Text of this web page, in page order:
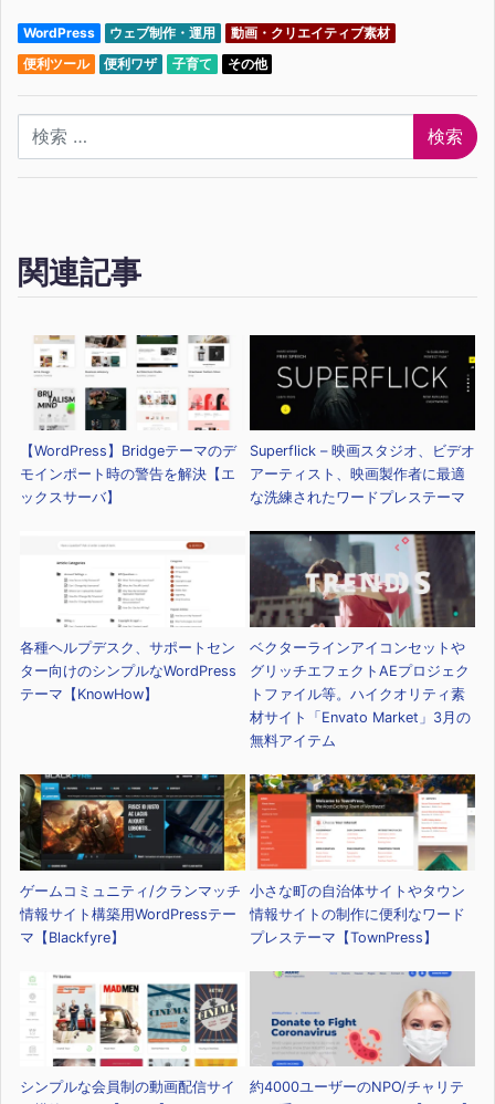
WordPress ウェブ制作・運用
動画・クリエイティブ素材
便利ツール
便利ワザ 子育て その他
検索
関連記事
【WordPress】Bridgeテーマのデ
モインポート時の警告を解決【エ
ックスサーバ】
Superflick – 映画スタジオ、ビデオ
アーティスト、映画製作者に最適
な洗練されたワードプレステーマ
各種ヘルプデスク、サポートセン
ター向けのシンプルなWordPress
テーマ【KnowHow】
ベクターラインアイコンセットや
グリッチエフェクトAEプロジェク
トファイル等。ハイクオリティ素
材サイト「Envato Market」3月の
無料アイテム
ゲームコミュニティ/クランマッチ
情報サイト構築用WordPressテー
マ【Blackfyre】
小さな町の自治体サイトやタウン
情報サイトの制作に便利なワード
プレステーマ【TownPress】
シンプルな会員制の動画配信サイ
約4000ユーザーのNPO/チャリテ